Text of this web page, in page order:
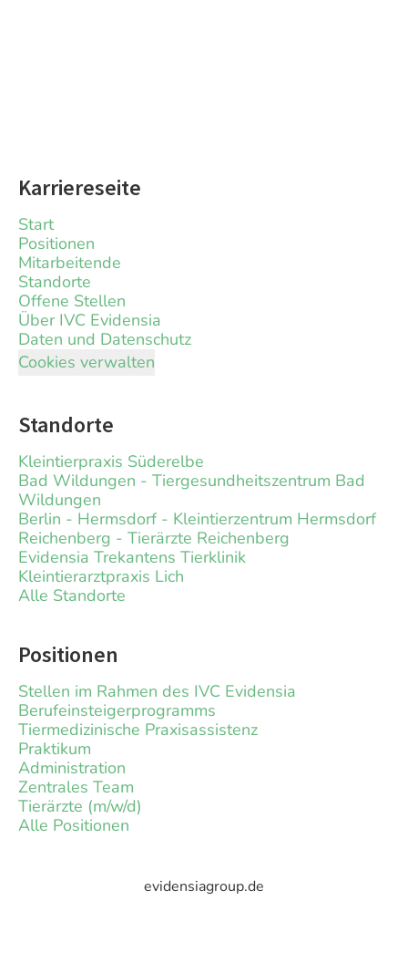
Karriereseite
Start
Positionen
Mitarbeitende
Standorte
Offene Stellen
Über IVC Evidensia
Daten und Datenschutz
Cookies verwalten
Standorte
Kleintierpraxis Süderelbe
Bad Wildungen - Tiergesundheitszentrum Bad
Wildungen
Berlin - Hermsdorf - Kleintierzentrum Hermsdorf
Reichenberg - Tierärzte Reichenberg
Evidensia Trekantens Tierklinik
Kleintierarztpraxis Lich
Alle Standorte
Positionen
Stellen im Rahmen des IVC Evidensia
Berufeinsteigerprogramms
Tiermedizinische Praxisassistenz
Praktikum
Administration
Zentrales Team
Tierärzte (m/w/d)
Alle Positionen
evidensiagroup.de